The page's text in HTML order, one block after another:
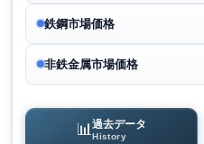
鉄鋼市場価格
非鉄金属市場価格
📊過去データ
History